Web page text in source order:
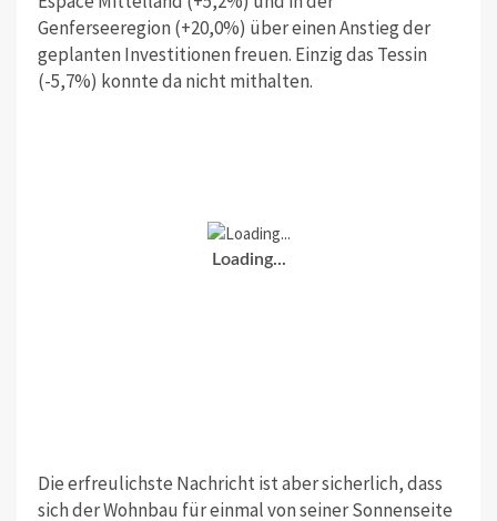
Genferseeregion (+20,0%) über einen Anstieg der
geplanten Investitionen freuen. Einzig das Tessin
(-5,7%) konnte da nicht mithalten.
Loading...
Die erfreulichste Nachricht ist aber sicherlich, dass
sich der Wohnbau für einmal von seiner Sonnenseite